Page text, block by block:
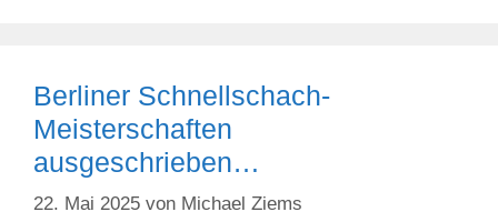
Berliner Schnellschach-
Meisterschaften
ausgeschrieben…
22. Mai 2025 von Michael Ziems